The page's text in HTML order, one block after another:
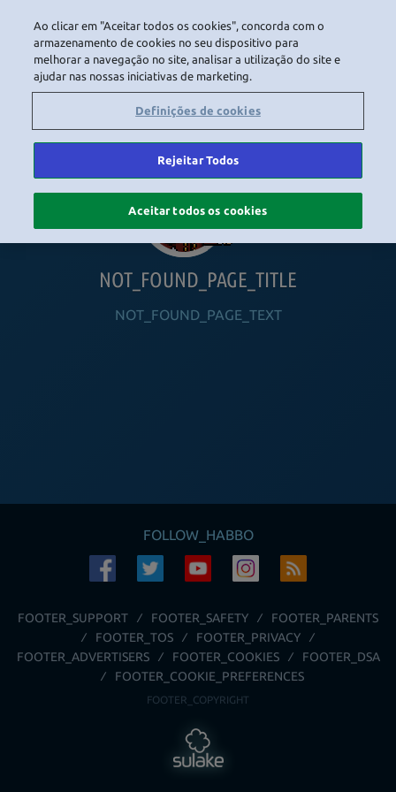
NOT_FOUND_PAGE_TITLE
NOT_FOUND_PAGE_TEXT
FOLLOW_HABBO
FOOTER_SUPPORT FOOTER_SAFETY
FOOTER_PARENTS
FOOTER_TOS
FOOTER_PRIVACY
FOOTER_ADVERTISERS
FOOTER_COOKIES
FOOTER_DSA
FOOTER_COOKIE_PREFERENCES
FOOTER_COPYRIGHT
Ao clicar em "Aceitar todos os cookies", concorda com o
armazenamento de cookies no seu dispositivo para
melhorar a navegação no site, analisar a utilização do site e
ajudar nas nossas iniciativas de marketing.
Definições de cookies
Rejeitar Todos
Aceitar todos os cookies